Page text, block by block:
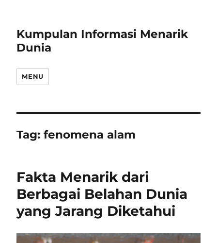
Kumpulan Informasi Menarik
Dunia
MENU
Tag:fenomena alam
Fakta Menarik dari
Berbagai Belahan Dunia
yang Jarang Diketahui